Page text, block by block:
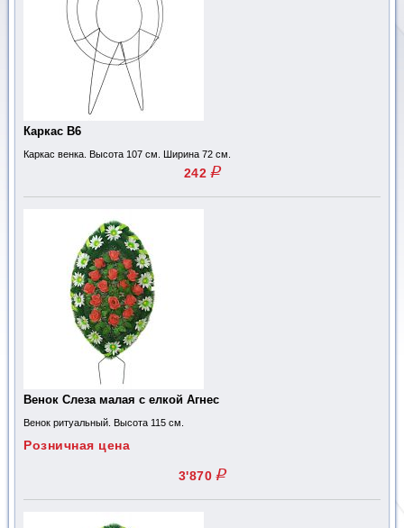
Каркас В6
Каркас венка. Высота 107 см. Ширина 72 см.
242 q
Венок Слеза малая с елкой Агнес
Венок ритуальный. Высота 115 см.
Розничная цена
3'870 q